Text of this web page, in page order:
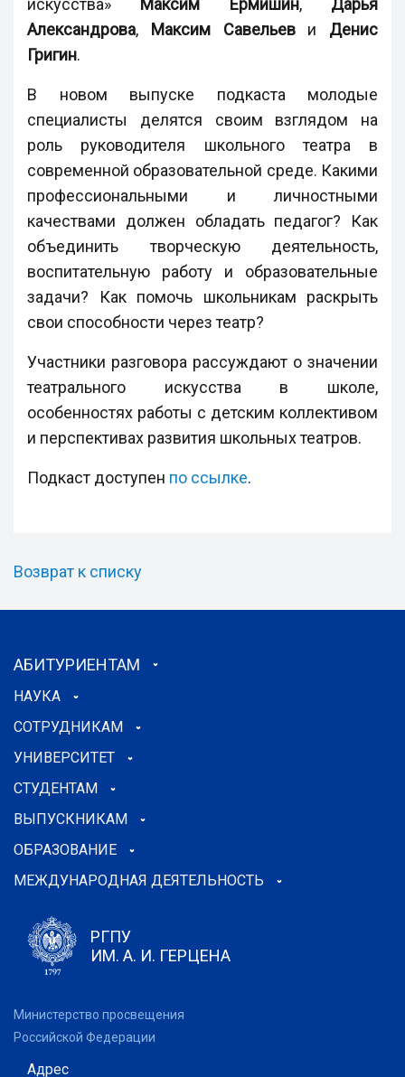
искусства»
Максим Ермишин, Дарья
Александрова, Максим Савельеви Денис
Григин.
В новом выпуске подкаста молодые
специалисты делятся своим взглядом на
роль руководителя школьного театра в
современной образовательной среде. Какими
профессиональными и личностными
качествами должен обладать педагог? Как
объединить творческую деятельность,
воспитательную работу и образовательные
задачи? Как помочь школьникам раскрыть
свои способности через театр?
Участники разговора рассуждают о значении
театрального искусства в школе,
особенностях работы с детским коллективом
и перспективах развития школьных театров.
Подкаст доступен по ссылке.
Возврат к списку
АБИТУРИЕНТАМ
НАУКА
СОТРУДНИКАМ
УНИВЕРСИТЕТ
СТУДЕНТАМ
ВЫПУСКНИКАМ
ОБРАЗОВАНИЕ
МЕЖДУНАРОДНАЯ ДЕЯТЕЛЬНОСТЬ
РГПУ
ИМ. А. И. ГЕРЦЕНА
Министерство просвещения
Российской Федерации
Адрес